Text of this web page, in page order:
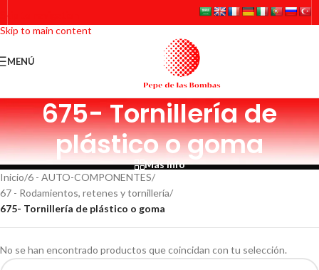
Skip to navigation
Skip to main content
MENÚ
675- Tornillería de
plástico o goma
Más info
Inicio/6 - AUTO-COMPONENTES/
67 - Rodamientos, retenes y tornillería/
675- Tornillería de plástico o goma
No se han encontrado productos que coincidan con tu selección.